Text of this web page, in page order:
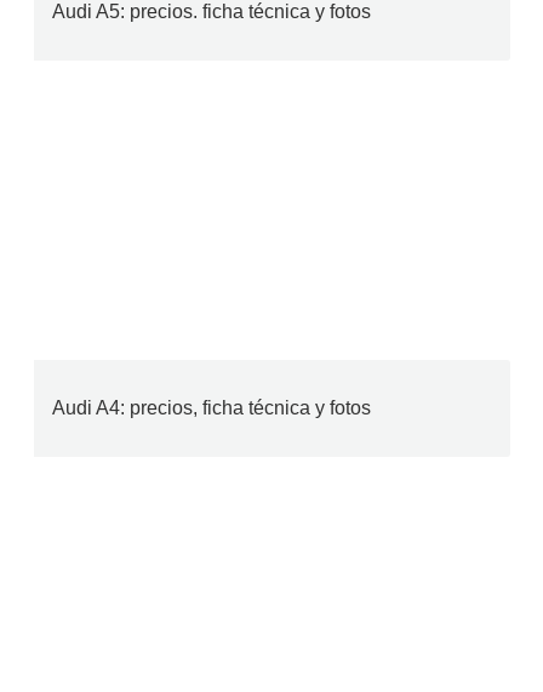
Audi A5: precios. ficha técnica y fotos
Audi A4: precios, ficha técnica y fotos